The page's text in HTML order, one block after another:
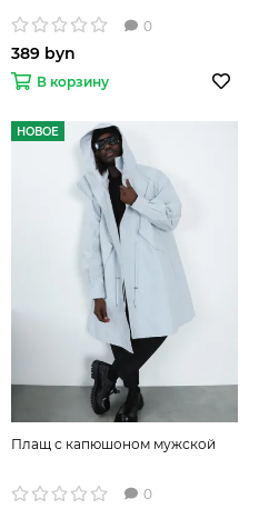
0
389 byn
В корзину
НОВОЕ
Плащ с капюшоном мужской
0